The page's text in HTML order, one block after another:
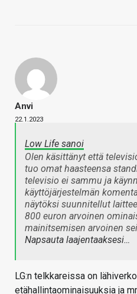
Anvi
22.1.2023
Low Life sanoi
Olen käsittänyt että
tuo omat haasteensa
televisio ei sammu ja
käyttöjärjestelmän
näytöksi suunnitellut
800 euron arvoinen
mainitsemisen arvoinen
Napsauta laajentaaksesi…
LG:n telkkareissa on
etähallintaominaisuuksia ja